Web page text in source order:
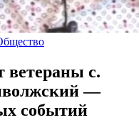
ветераны с.
—
событий